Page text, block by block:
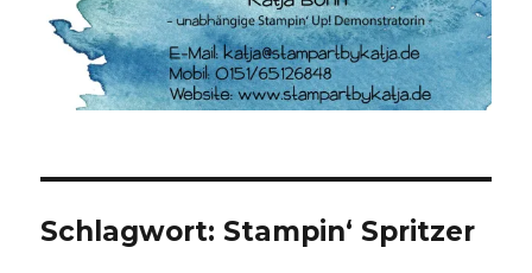
Schlagwort: Stampin‘ Spritzer